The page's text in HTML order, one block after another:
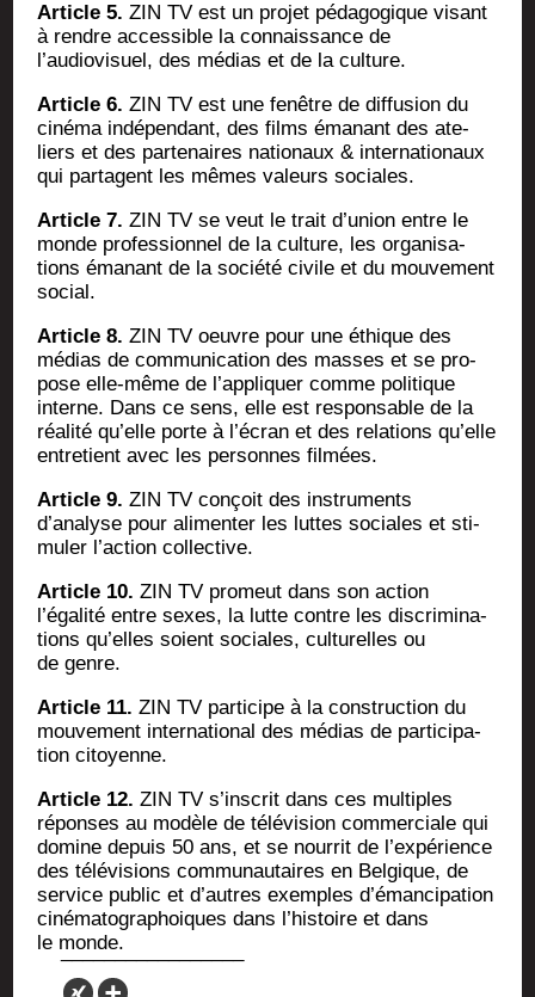
Article 5. ZIN TV est un pro­jet péda­go­gique visant
à rendre acces­sible la connais­sance de
l’audiovisuel, des médias et de la culture.
Article 6. ZIN TV est une fenêtre de dif­fu­sion du
ciné­ma indé­pen­dant, des films éma­nant des ate­
liers et des par­te­naires natio­naux & inter­na­tio­naux
qui par­tagent les mêmes valeurs sociales.
Article 7. ZIN TV se veut le trait d’union entre le
monde pro­fes­sion­nel de la culture, les orga­ni­sa­
tions éma­nant de la socié­té civile et du mou­ve­ment
social.
Article 8. ZIN TV oeuvre pour une éthique des
médias de com­mu­ni­ca­tion des masses et se pro­
pose elle-même de l’appliquer comme poli­tique
interne. Dans ce sens, elle est res­pon­sable de la
réa­li­té qu’elle porte à l’écran et des rela­tions qu’elle
entre­tient avec les per­sonnes filmées.
Article 9. ZIN TV conçoit des ins­tru­ments
d’analyse pour ali­men­ter les luttes sociales et sti­
mu­ler l’action collective.
Article 10. ZIN TV pro­meut dans son action
l’égalité entre sexes, la lutte contre les dis­cri­mi­na­
tions qu’elles soient sociales, cultu­relles ou
de genre.
Article 11. ZIN TV par­ti­cipe à la construc­tion du
mou­ve­ment inter­na­tio­nal des médias de par­ti­ci­pa­
tion citoyenne.
Article 12. ZIN TV s’inscrit dans ces mul­tiples
réponses au modèle de télé­vi­sion com­mer­ciale qui
domine depuis 50 ans, et se nour­rit de l’expérience
des télé­vi­sions com­mu­nau­taires en Bel­gique, de
ser­vice public et d’autres exemples d’émancipation
ciné­ma­to­gra­phoiques dans l’histoire et dans
le monde.